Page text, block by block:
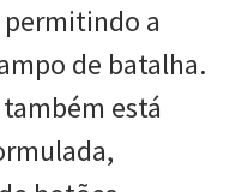
a
de batalha.
está